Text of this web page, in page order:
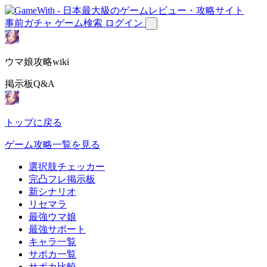
事前ガチャ ゲーム検索 ログイン
ウマ娘攻略wiki
掲示板Q&A
トップに戻る
ゲーム攻略一覧を見る
選択肢チェッカー
完凸フレ掲示板
新シナリオ
リセマラ
最強ウマ娘
最強サポート
キャラ一覧
サポカ一覧